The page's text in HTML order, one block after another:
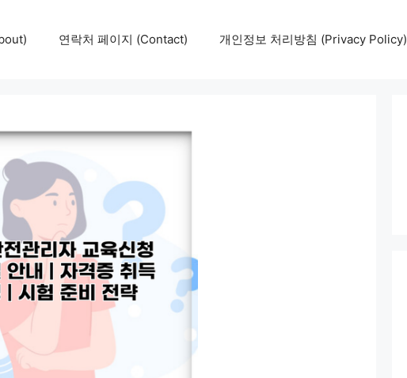
연락처 페이지 (Contact) 개인정보 처리방침 (Privacy Policy)